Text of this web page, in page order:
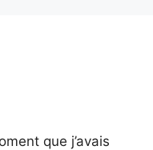
que j’avais